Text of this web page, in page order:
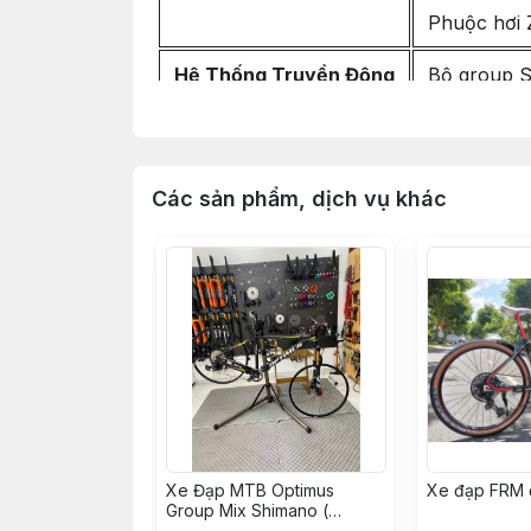
Phuộc hơi
Hệ Thống Truyền Động Bộ group
Hệ Thống Phanh Thắng đĩa
Đĩa thắng
Bánh Xe Niềng/
Đùm
Căm
Các sản phẩm, dịch vụ khác
Xe Đạp MTB Optimus
Group Mix Shimano (
Xe đạp FRM